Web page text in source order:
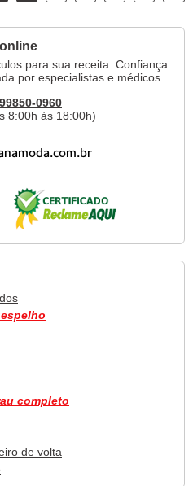
para sua receita. Confiança
por especialistas e médicos.
0960
8:00h às 18:00h)
completo
de volta